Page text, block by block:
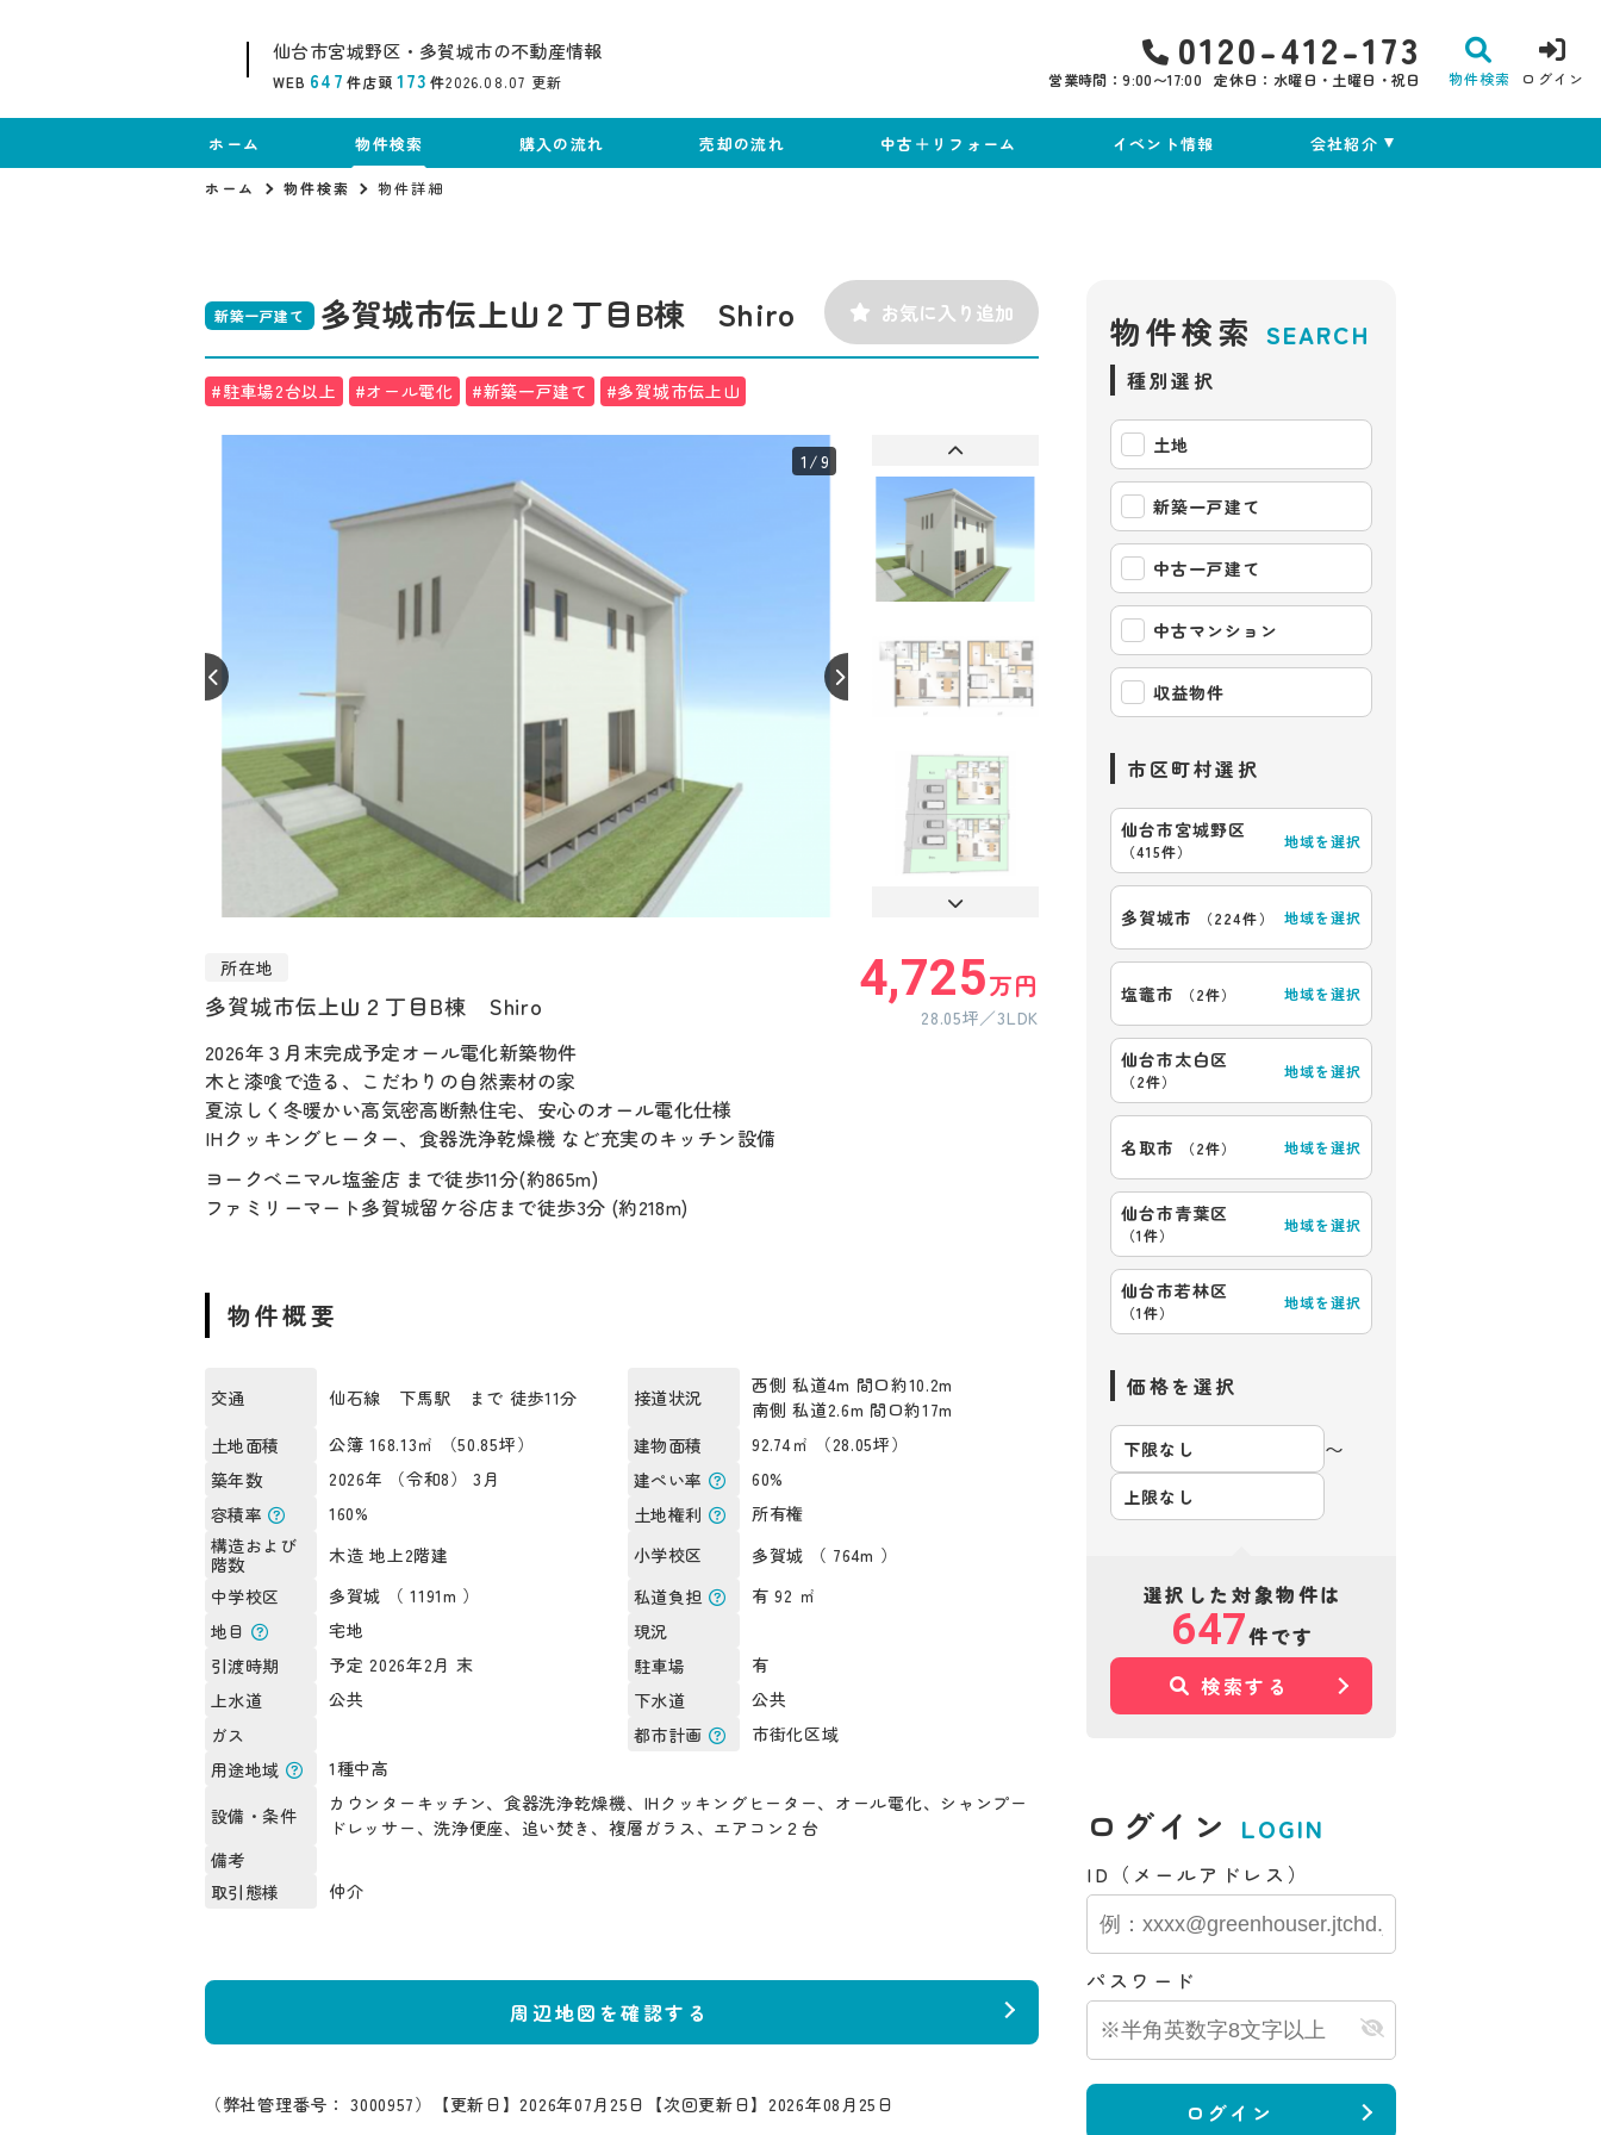
仙台市宮城野区・多賀城市の不動産情報
WEB 647 件店頭 173 件2026.08.07 更新
0120-412-173
営業時間：9:00〜17:00 定休日：水曜日・土曜日・祝日 物件検索 ログイン
ホーム 物件検索 購入の流れ 売却の流れ 中古＋リフォーム イベント情報 会社紹介
ホーム 物件検索 物件詳細
新築一戸建て 多賀城市伝上山２丁目B棟 Shiro お気に入り追加
#駐車場2台以上 #オール電化 #新築一戸建て #多賀城市伝上山
1 /9
所在地
多賀城市伝上山２丁目B棟 Shiro 4,725万円
28.05坪 3LDK
2026年３月末完成予定オール電化新築物件
木と漆喰で造る、こだわりの自然素材の家
夏涼しく冬暖かい高気密高断熱住宅、安心のオール電化仕様
IHクッキングヒーター、食器洗浄乾燥機 など充実のキッチン設備
ヨークベニマル塩釜店 まで徒歩11分(約865m)
ファミリーマート多賀城留ケ谷店まで徒歩3分 (約218m)
物件概要
交通 仙石線 下馬駅 まで 徒歩11分 接道状況
西側 私道4m 間口約10.2m
南側 私道2.6m 間口約17m
土地面積
公簿 168.13㎡ （50.85坪） 建物面積
92.74㎡ （28.05坪）
築年数
2026年 （令和8） 3月 建ぺい率
60%
容積率
160% 土地権利
所有権
構造および
階数
木造 地上2階建 小学校区
多賀城 （ 764m ）
中学校区
多賀城 （ 1191m ） 私道負担
有 92 ㎡
地目
宅地
現況
引渡時期
予定 2026年2月 末 駐車場
有
上水道
公共 下水道
公共
ガス
都市計画
市街化区域
用途地域
1種中高
設備・条件
カウンターキッチン、食器洗浄乾燥機、IHクッキングヒーター、オール電化、シャンプー
ドレッサー、洗浄便座、追い焚き、複層ガラス、エアコン２台
備考
取引態様
仲介
周辺地図を確認する
（弊社管理番号： 3000957） 【更新日】2026年07月25日 【次回更新日】2026年08月25日
物件検索 SEARCH
種別選択
土地
新築一戸建て
中古一戸建て
中古マンション
収益物件
市区町村選択
仙台市宮城野区
（415件）
地域を選択
多賀城市 （224件） 地域を選択
塩竈市 （2件） 地域を選択
仙台市太白区
（2件）
地域を選択
名取市 （2件） 地域を選択
仙台市青葉区
（1件）
地域を選択
仙台市若林区
（1件）
地域を選択
価格を選択
〜
選択した対象物件は
647件です
検索する
ログイン LOGIN
ID（メールアドレス）
パスワード
ログイン